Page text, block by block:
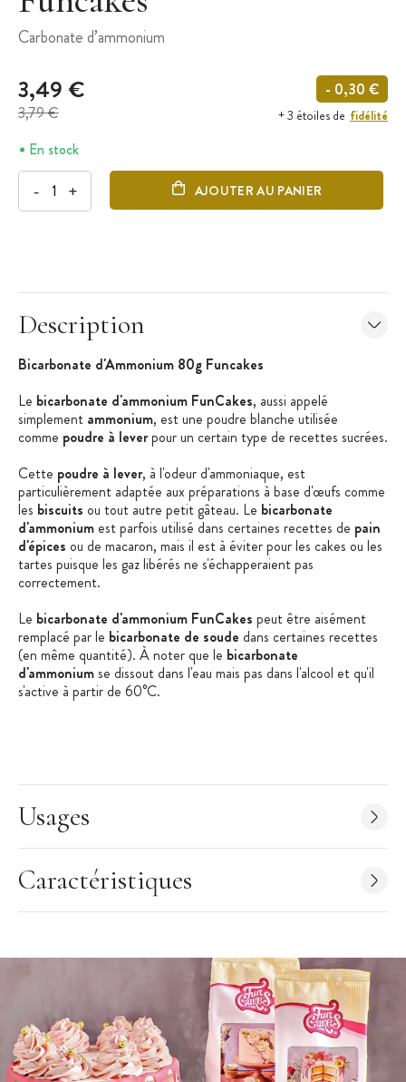
Carbonate d’ammonium
3,49 €
3,79 €
- 0,30 €
+ 3 étoiles de fidélité
En stock
- + AJOUTER AU PANIER
Description
Bicarbonate d'Ammonium 80g Funcakes
Le bicarbonate d'ammonium FunCakes, aussi appelé
simplement ammonium, est une poudre blanche utilisée
comme poudre à leverpour un certain type de recettes sucrées.
Cette poudre à lever, à l'odeur d'ammoniaque, est
particulièrement adaptée aux préparations à base d'œufs comme
les biscuits ou tout autre petit gâteau. Le bicarbonate
d'ammonium est parfois utilisé dans certaines recettes de pain
d'épices ou de macaron, mais il est à éviter pour les cakes ou les
tartes puisque les gaz libérés ne s'échapperaient pas
correctement.
Le bicarbonate d'ammonium FunCakes peut être aisément
remplacé par le bicarbonate de soude dans certaines recettes
(en même quantité). À noter que le bicarbonate
d'ammoniumse dissout dans l'eau mais pas dans l'alcool et qu'il
s'active à partir de 60°C.
Pot refermable
Idéal pour les biscuits, pains d'épices et macarons
Caractéristiques de l'additif alimentaire
Bicarbonate d'Ammonium
Ingrédients : Carbonate d’ammonium (E503ii)
Dosage : environ 1 cuillère à café pour 500g de farine
Conservation : dans un endroit frais et sec, dans son pot
fermé hermétiquement
Marque : Funcakes
Usages
Caractéristiques